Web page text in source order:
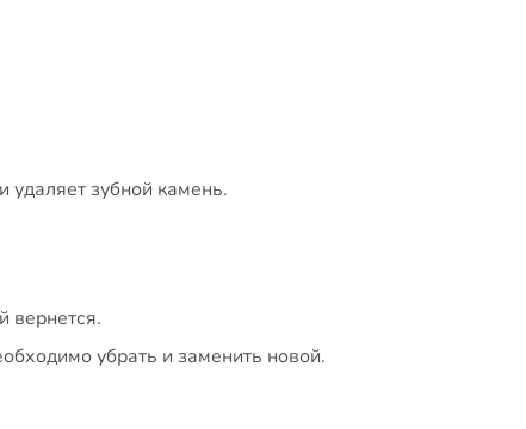
удаляет зубной камень.
вернется.
убрать и заменить новой.